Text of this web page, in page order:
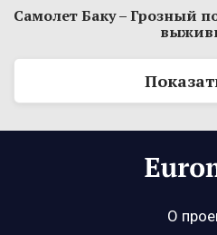
Самолет Баку – Грозный
О